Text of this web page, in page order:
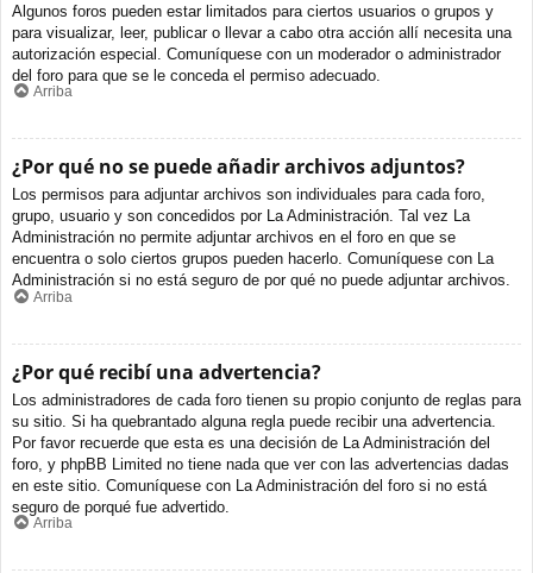
Algunos foros pueden estar limitados para ciertos usuarios o grupos y
para visualizar, leer, publicar o llevar a cabo otra acción allí necesita una
autorización especial. Comuníquese con un moderador o administrador
del foro para que se le conceda el permiso adecuado.
Arriba
¿Por qué no se puede añadir archivos adjuntos?
Los permisos para adjuntar archivos son individuales para cada foro,
grupo, usuario y son concedidos por La Administración. Tal vez La
Administración no permite adjuntar archivos en el foro en que se
encuentra o solo ciertos grupos pueden hacerlo. Comuníquese con La
Administración si no está seguro de por qué no puede adjuntar archivos.
Arriba
¿Por qué recibí una advertencia?
Los administradores de cada foro tienen su propio conjunto de reglas para
su sitio. Si ha quebrantado alguna regla puede recibir una advertencia.
Por favor recuerde que esta es una decisión de La Administración del
foro, y phpBB Limited no tiene nada que ver con las advertencias dadas
en este sitio. Comuníquese con La Administración del foro si no está
seguro de porqué fue advertido.
Arriba